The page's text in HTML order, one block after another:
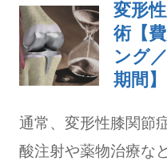
変形
術【
ング
期間】
通常、変形性膝関節
酸注射や薬物治療な